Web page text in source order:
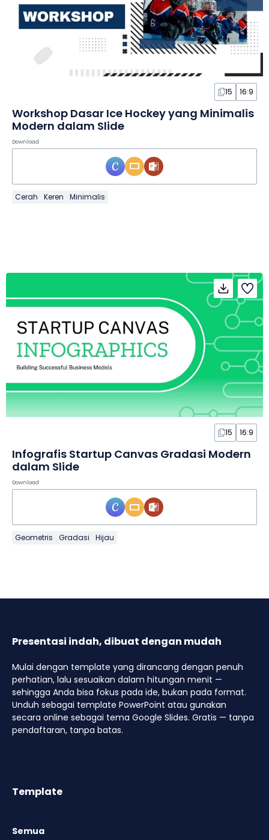
15 16:9
Workshop Dasar Ice Hockey yang Minimalis
Modern dalam Slide
Download
Cerah Keren Minimalis
15 16:9
Infografis Startup Canvas Gradasi Modern
dalam Slide
Download
Geometris Gradasi Hijau
Presentasi indah, dibuat dengan mudah
Mulai dengan template yang dirancang dengan penuh
perhatian, lalu sesuaikan dalam hitungan menit —
sehingga Anda bisa fokus pada ide, bukan pada format.
Unduh sebagai template PowerPoint atau gunakan
secara online sebagai tema Google Slides. Gratis — tanpa
pendaftaran, tanpa batas.
Template
Semua